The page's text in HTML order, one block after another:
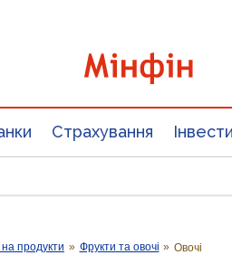
Страхування
на продукти » Фрукти та овочі » Овочі